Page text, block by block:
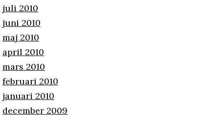
juli 2010
juni 2010
maj 2010
april 2010
mars 2010
februari 2010
januari 2010
december 2009